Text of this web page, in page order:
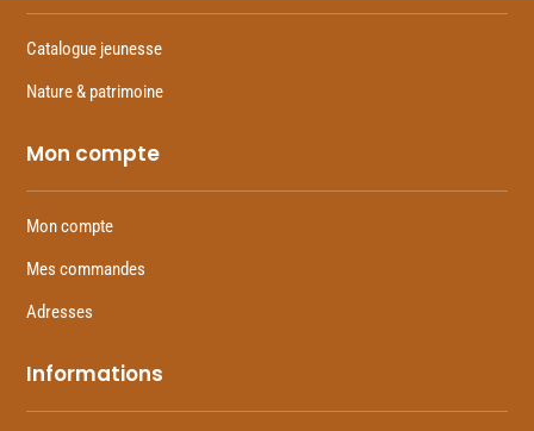
Catalogue jeunesse
Nature & patrimoine
Mon compte
Mon compte
Mes commandes
Adresses
Informations